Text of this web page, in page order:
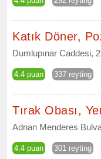
Katık Döner,
Dumlupınar Caddesi,
4.4 puan 337 reyting
Tırak Obası,
Adnan Menderes
4.4 puan 301 reyting